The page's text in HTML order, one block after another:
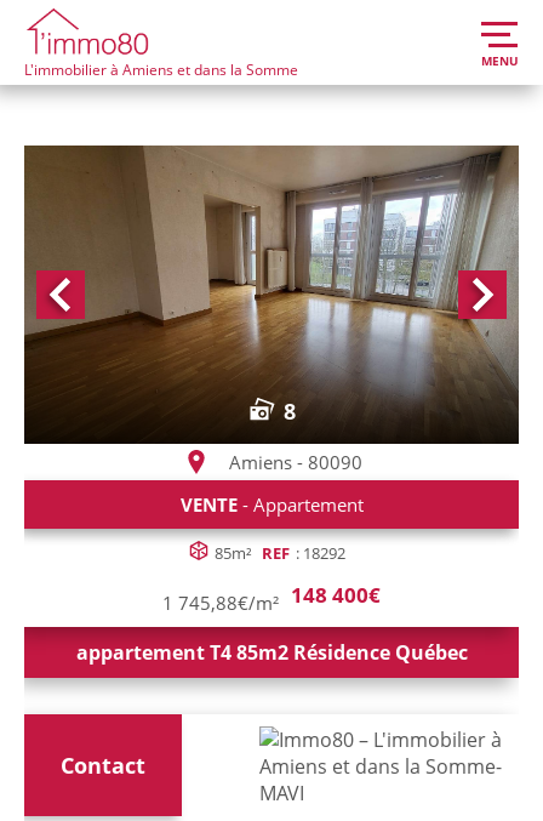
L'immobilier à Amiens et dans la Somme MENU
8
Amiens - 80090
VENTE- Appartement
85m² REF : 18292
1 745,88€/m² 148 400€
appartement T4 85m2 Résidence Québec
Contact